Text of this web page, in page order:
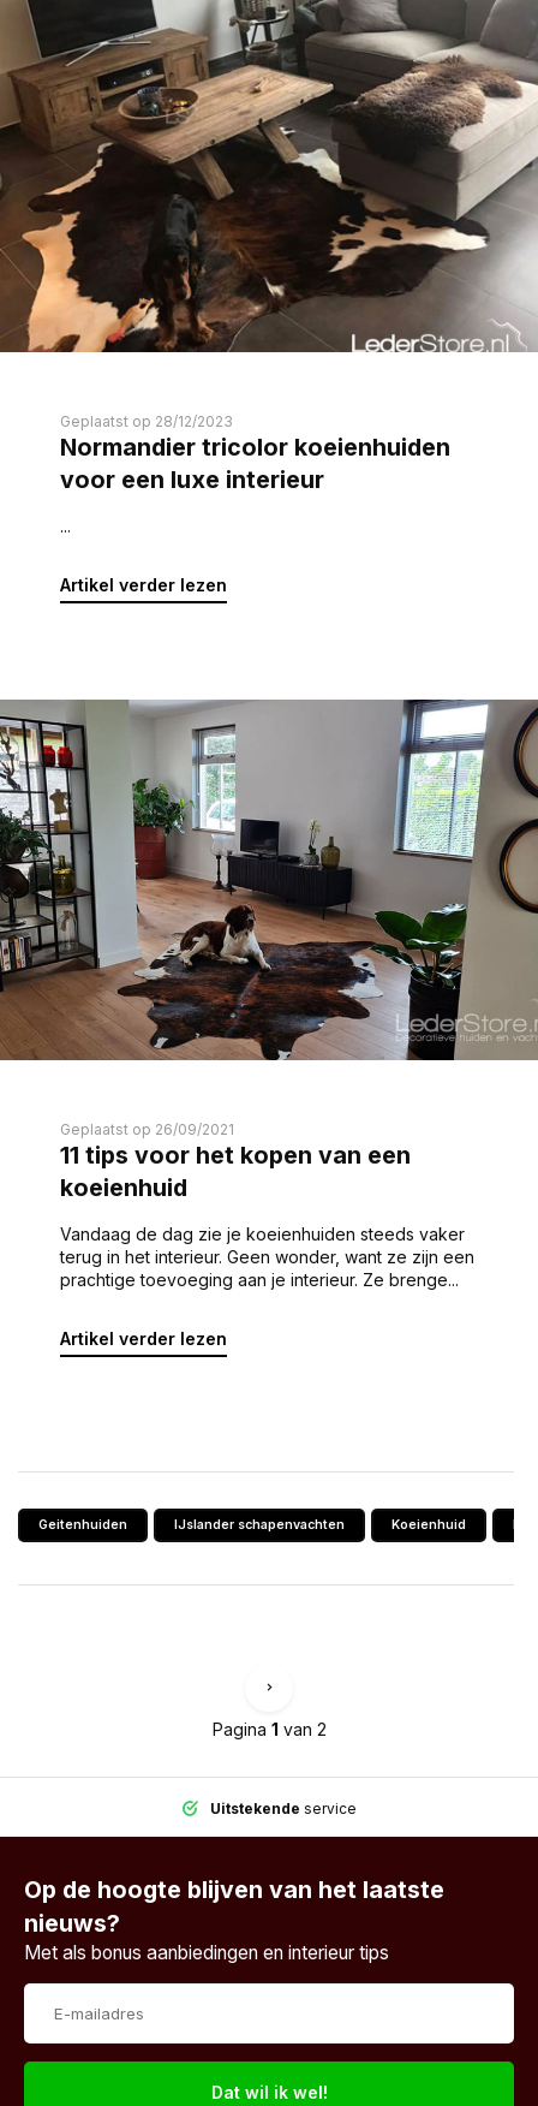
Geplaatst op 28/12/2023
Normandier tricolor koeienhuiden
voor een luxe interieur
...
Artikel verder lezen
Geplaatst op 26/09/2021
11 tips voor het kopen van een
koeienhuid
Vandaag de dag zie je koeienhuiden steeds vaker
terug in het interieur. Geen wonder, want ze zijn een
prachtige toevoeging aan je interieur. Ze brenge...
Artikel verder lezen
Geitenhuiden IJslander schapenvachten Koeienhuid
Pagina 1 van 2
Uitstekende service
Op de hoogte blijven van het laatste
nieuws?
Met als bonus aanbiedingen en interieur tips
Dat wil ik wel!